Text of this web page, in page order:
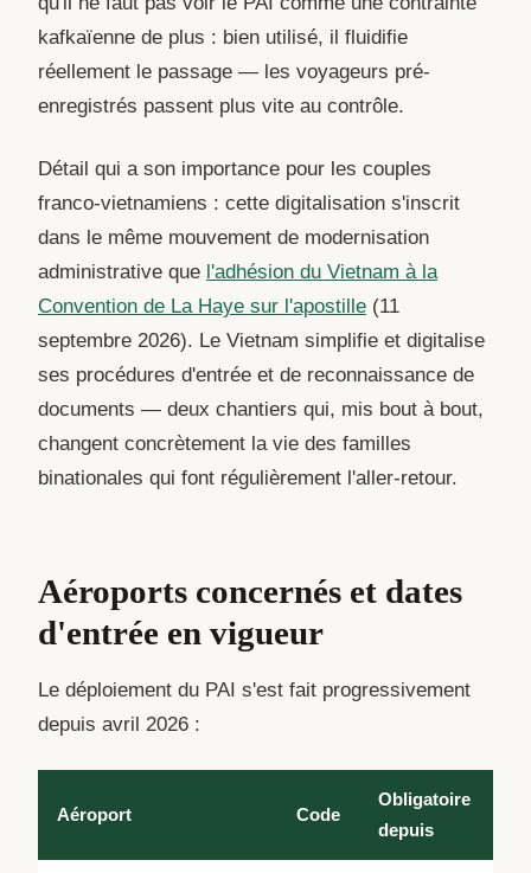
kafkaïenne de plus : bien utilisé, il fluidifie
réellement le passage — les voyageurs pré-
enregistrés passent plus vite au contrôle.
Détail qui a son importance pour les couples
franco-vietnamiens : cette digitalisation s'inscrit
dans le même mouvement de modernisation
administrative que l'adhésion du Vietnam à la
Convention de La Haye sur l'apostille (11
septembre 2026). Le Vietnam simplifie et digitalise
ses procédures d'entrée et de reconnaissance de
documents — deux chantiers qui, mis bout à bout,
changent concrètement la vie des familles
binationales qui font régulièrement l'aller-retour.
Aéroports concernés et dates
d'entrée en vigueur
Le déploiement du PAI s'est fait progressivement
depuis avril 2026 :
Aéroport Code
Obligatoire
depuis